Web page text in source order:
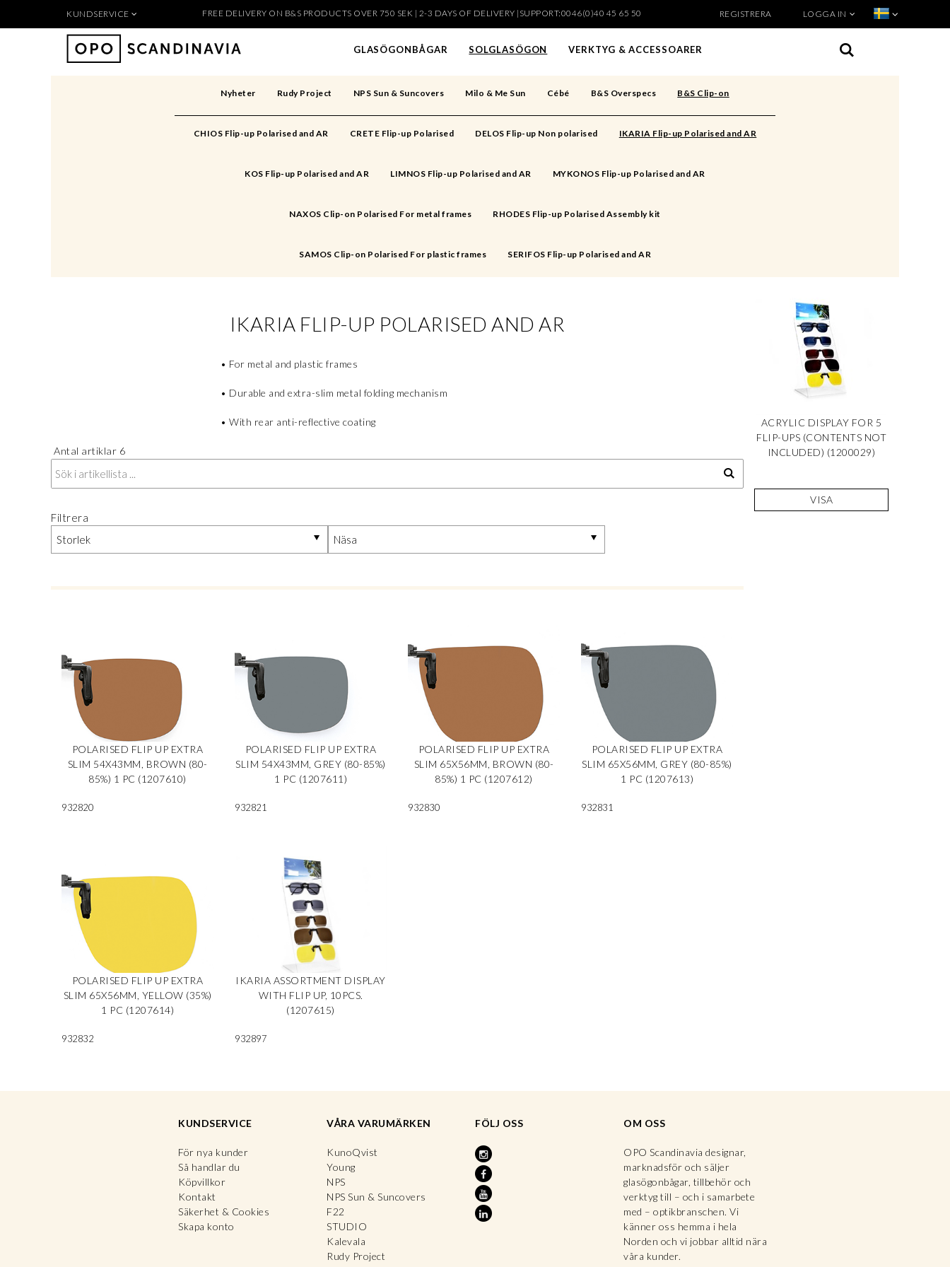
FREE DELIVERY ON B&S PRODUCTS OVER 750 SEK | 2-3 DAYS OF DELIVERY |SUPPORT:0046(0)40 45 65 50
KUNDSERVICE
För nya kunder
Så handlar du
LOGGA IN
REGISTRERA
GLASÖGONBÅGAR SOLGLASÖGON VERKTYG & ACCESSOARER
Nyheter Rudy Project NPS Sun & Suncovers Milo & Me Sun Cébé B&S Overspecs B&S Clip-on
CHIOS Flip-up Polarised and AR CRETE Flip-up Polarised DELOS Flip-up Non polarised IKARIA Flip-up Polarised and AR
KOS Flip-up Polarised and AR LIMNOS Flip-up Polarised and AR MYKONOS Flip-up Polarised and AR
NAXOS Clip-on Polarised For metal frames RHODES Flip-up Polarised Assembly kit
SAMOS Clip-on Polarised For plastic frames SERIFOS Flip-up Polarised and AR
IKARIA FLIP-UP POLARISED AND AR
• For metal and plastic frames
• Durable and extra-slim metal folding mechanism
• With rear anti-reflective coating
Antal artiklar 6
Filtrera
POLARISED FLIP UP EXTRA
SLIM 54X43MM, BROWN (80-
85%) 1 PC (1207610)
932820
POLARISED FLIP UP EXTRA
SLIM 54X43MM, GREY (80-85%)
1 PC (1207611)
932821
POLARISED FLIP UP EXTRA
SLIM 65X56MM, BROWN (80-
85%) 1 PC (1207612)
932830
POLARISED FLIP UP EXTRA
SLIM 65X56MM, GREY (80-85%)
1 PC (1207613)
932831
POLARISED FLIP UP EXTRA
SLIM 65X56MM, YELLOW (35%)
1 PC (1207614)
932832
IKARIA ASSORTMENT DISPLAY
WITH FLIP UP, 10PCS.
(1207615)
932897
ACRYLIC DISPLAY FOR 5
FLIP-UPS (CONTENTS NOT
INCLUDED) (1200029)
VISA
VÅRA VARUMÄRKEN
KunoQvist
Young
NPS
NPS Sun & Suncovers
F22
STUDIO
Kalevala
Rudy Project
FÖLJ OSS OM OSS
OPO Scandinavia designar,
marknadsför och säljer
glasögonbågar, tillbehör och
verktyg till – och i samarbete
med – optikbranschen. Vi
känner oss hemma i hela
Norden och vi jobbar alltid nära
våra kunder.
KUNDSERVICE
För nya kunder
Så handlar du
Köpvillkor
Kontakt
Säkerhet & Cookies
Skapa konto
Produkten har lagts i din varukorg VISA VARUKORGEN TILL KASSAN